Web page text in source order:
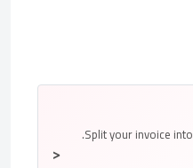
Split your invoice into
<